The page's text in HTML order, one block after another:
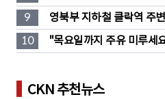
훔친 물건 재유통
9
영북부 지하철 클락역 주
트리트 바뀐다”
10
"목요일까지 주유 미루세
고
CKN 추천뉴스